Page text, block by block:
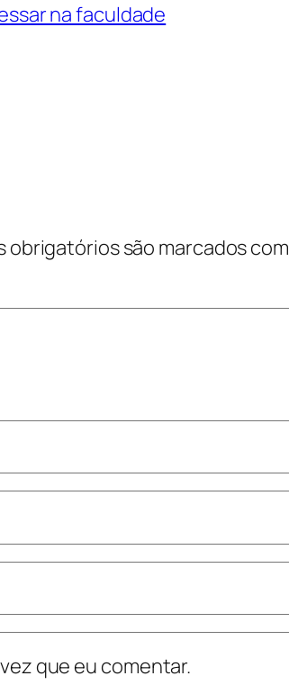
na faculdade
obrigatórios são marcados com
que eu comentar.